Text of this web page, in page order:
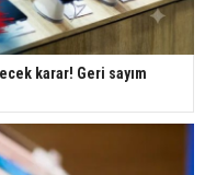
karar! Geri sayım